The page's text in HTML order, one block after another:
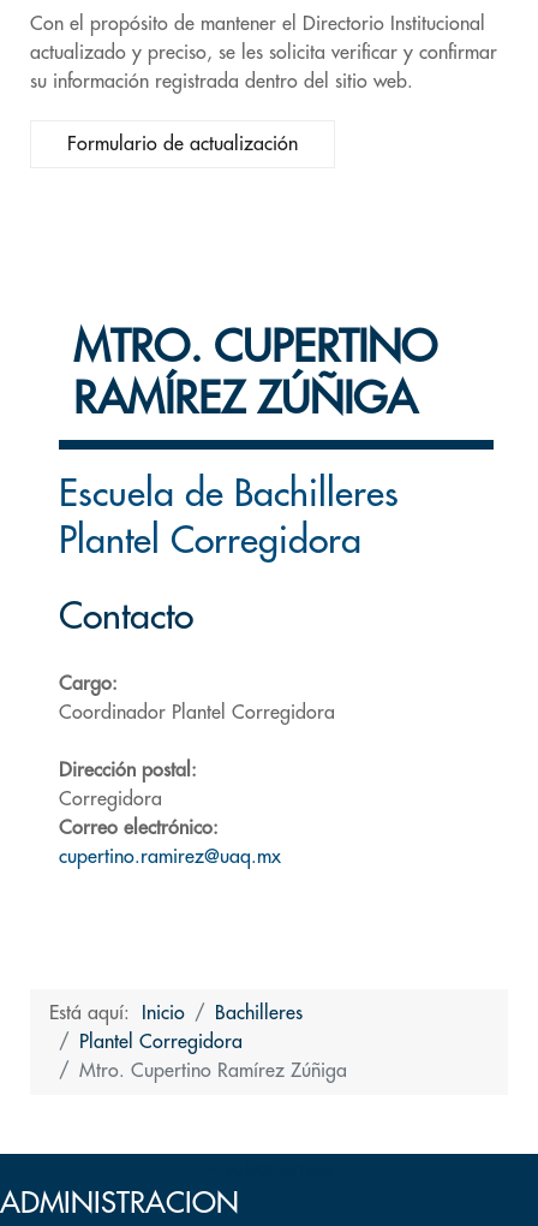
Con el propósito de mantener el Directorio Institucional
actualizado y preciso, se les solicita verificar y confirmar
su información registrada dentro del sitio web.
Formulario de actualización
MTRO. CUPERTINO
RAMÍREZ ZÚÑIGA
Escuela de Bachilleres
Plantel Corregidora
Contacto
Cargo:
Coordinador Plantel Corregidora
Dirección postal:
Corregidora
Correo electrónico:
cupertino.ramirez@uaq.mx
Está aquí: Inicio
Bachilleres
Plantel Corregidora
Mtro. Cupertino Ramírez Zúñiga
ADMINISTRACION